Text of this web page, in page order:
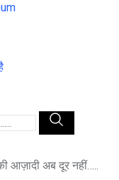
आज़ादी अब दूर नहीं…..